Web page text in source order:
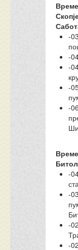
-
-
-
-
-
-
-
-
-